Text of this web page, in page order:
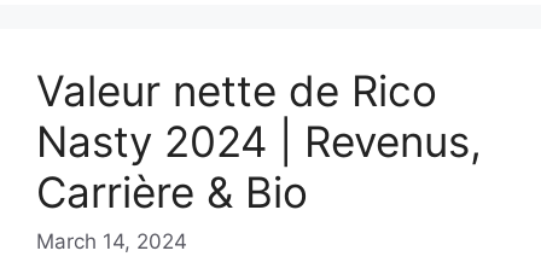
Valeur nette de Rico
Nasty 2024 | Revenus,
Carrière & Bio
March 14, 2024